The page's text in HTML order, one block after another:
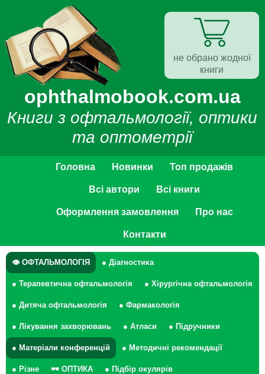
ophthalmobook.com.ua
Книги з офтальмології, оптики
та оптометрії
Головна Новинки Топ продажів
Всі автори Всі книги
Оформлення замовлення Про нас
Контакти
👁 ОФТАЛЬМОЛОГІЯ ● Діагностика
● Терапевтична офтальмологія ● Хірургічна офтальмологія
● Дитяча офтальмологія ● Фармакологія
● Лікування захворювань ● Атласи ● Підручники
● Матеріали конференцій ● Методичні рекомендації
● Різне 🕶 ОПТИКА ● Підбір окулярів
не обрано жодної
книги